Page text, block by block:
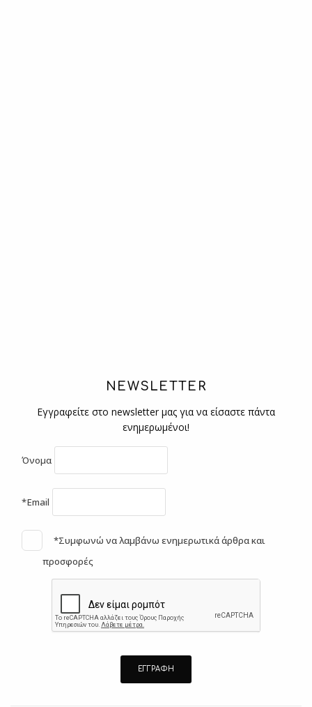
NEWSLETTER
Εγγραφείτε στο newsletter μας για να είσαστε πάντα
ενημερωμένοι!
Όνομα
*Email
*Συμφωνώ να λαμβάνω ενημερωτικά άρθρα και
προσφορές